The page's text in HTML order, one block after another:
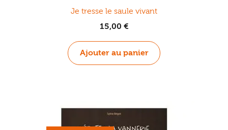
Je tresse le saule vivant
15,00 €
Ajouter au panier